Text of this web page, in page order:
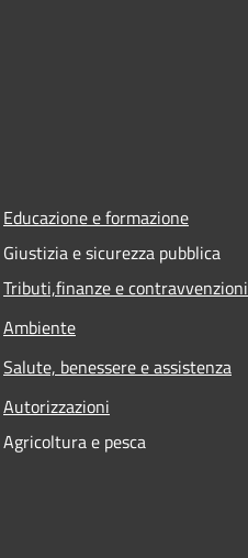
Educazione e formazione
Giustizia e sicurezza pubblica
Tributi,finanze e contravvenzioni
Ambiente
Salute, benessere e assistenza
Autorizzazioni
Agricoltura e pesca